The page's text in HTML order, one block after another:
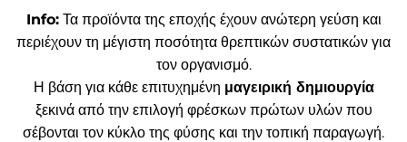
Info:Τα προϊόντα της εποχής έχουν ανώτερη γεύση και
περιέχουν τη μέγιστη ποσότητα θρεπτικών συστατικών για
τον οργανισμό.
Η βάση για κάθε επιτυχημένη μαγειρική δημιουργία
ξεκινά από την επιλογή φρέσκων πρώτων υλών που
σέβονται τον κύκλο της φύσης και την τοπική παραγωγή.